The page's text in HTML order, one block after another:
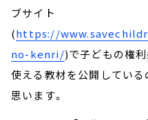
ブサイト
(https://
no-kenri/)で子どもの権
使える教材を公開している
思います。